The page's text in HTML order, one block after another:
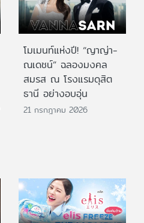
โมเมนท์แห่งปี! “ญาญ่า-
ณเดชน์” ฉลองมงคล
สมรส ณ โรงแรมดุสิต
ธานี อย่างอบอุ่น
21 กรกฎาคม 2026